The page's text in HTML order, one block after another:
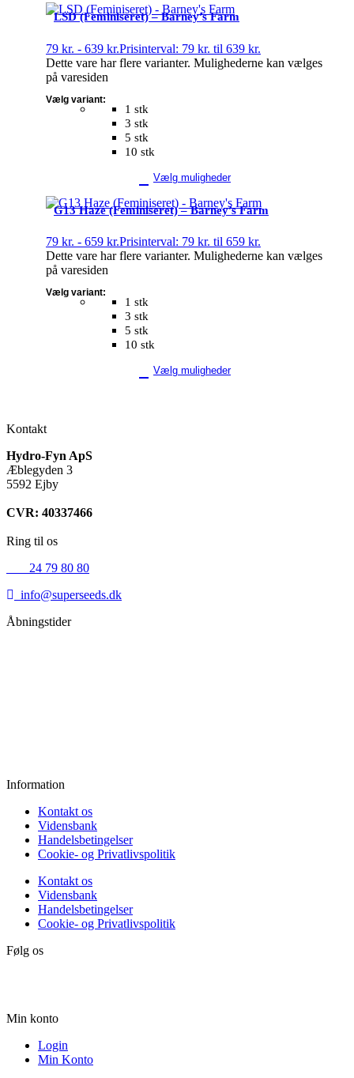
LSD (Feminiseret) – Barney’s Farm
79 kr. - 639 kr.Prisinterval: 79 kr. til 639 kr.
1 stk
3 stk
5 stk
10 stk
Vælg variant:
Vælg muligheder
Dette vare har flere varianter. Mulighederne kan vælges
på varesiden
G13 Haze (Feminiseret) – Barney’s Farm
79 kr. - 659 kr.Prisinterval: 79 kr. til 659 kr.
1 stk
3 stk
5 stk
10 stk
Vælg variant:
Vælg muligheder
Dette vare har flere varianter. Mulighederne kan vælges
på varesiden
Kontakt
Hydro-Fyn ApS
Æblegyden 3
5592 Ejby
CVR: 40337466
Ring til os
24 79 80 80
info@superseeds.dk
Åbningstider
Information
Kontakt os
Vidensbank
Handelsbetingelser
Cookie- og Privatlivspolitik
Kontakt os
Vidensbank
Handelsbetingelser
Cookie- og Privatlivspolitik
Følg os
Min konto
Login
Min Konto